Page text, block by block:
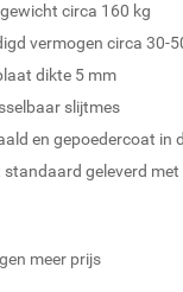
circa 160 kg
vermogen circa 30-
dikte 5 mm
slijtmes
en gepoedercoat in
standaard geleverd
meer prijs